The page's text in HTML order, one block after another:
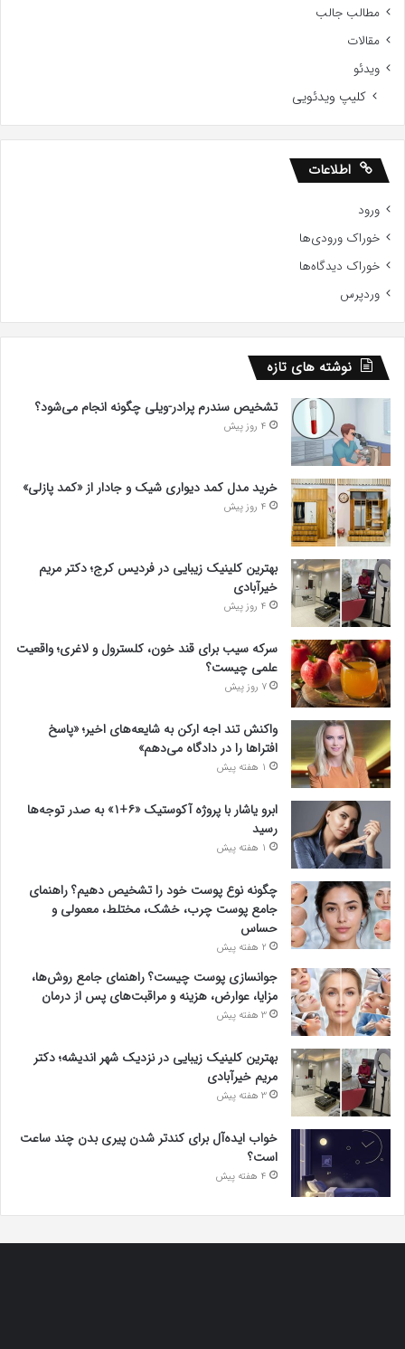
مطالب جالب
مقالات
ویدئو
کلیپ ویدئویی
اطلاعات
ورود
خوراک ورودی‌ها
خوراک دیدگاه‌ها
وردپرس
نوشته های تازه
تشخیص سندرم پرادر-ویلی چگونه انجام می‌شود؟
4 روز پیش
خرید مدل کمد دیواری شیک و جادار از «کمد پازلی»
4 روز پیش
بهترین کلینیک زیبایی در فردیس کرج؛ دکتر مریم
خیرآبادی
4 روز پیش
سرکه سیب برای قند خون، کلسترول و لاغری؛ واقعیت
علمی چیست؟
7 روز پیش
واکنش تند اجه ارکن به شایعه‌های اخیر؛ «پاسخ
افتراها را در دادگاه می‌دهم»
1 هفته پیش
ابرو یاشار با پروژه آکوستیک «۶+۱» به صدر توجه‌ها
رسید
1 هفته پیش
چگونه نوع پوست خود را تشخیص دهیم؟ راهنمای
جامع پوست چرب، خشک، مختلط، معمولی و
حساس
2 هفته پیش
جوانسازی پوست چیست؟ راهنمای جامع روش‌ها،
مزایا، عوارض، هزینه و مراقبت‌های پس از درمان
3 هفته پیش
بهترین کلینیک زیبایی در نزدیک شهر اندیشه؛ دکتر
مریم خیرآبادی
3 هفته پیش
خواب ایده‌آل برای کندتر شدن پیری بدن چند ساعت
است؟
4 هفته پیش